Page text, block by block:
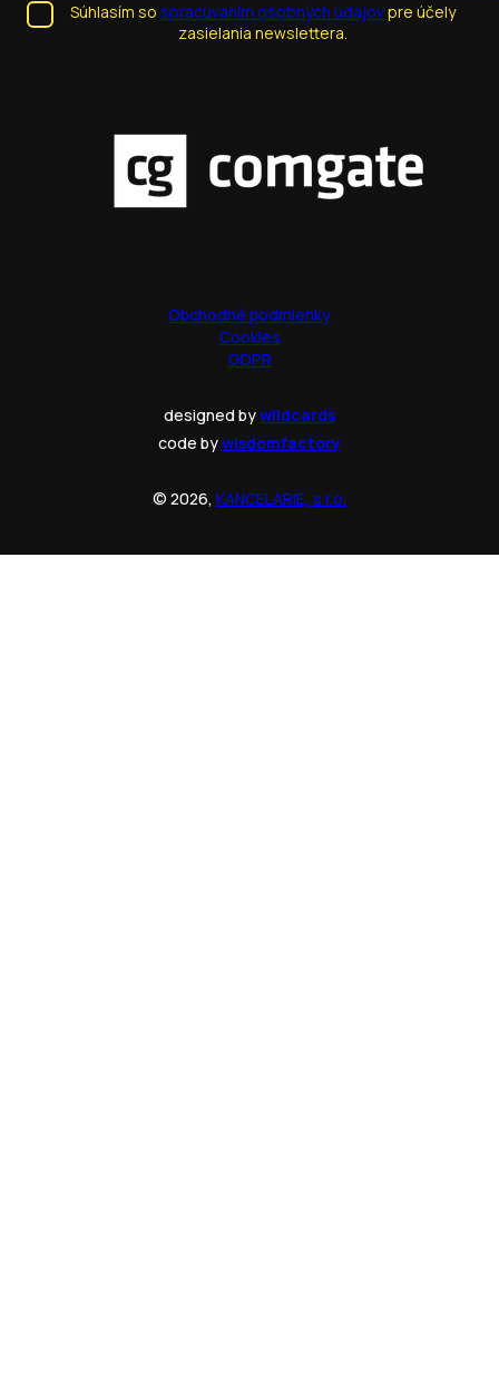
Súhlasím so spracúvaním osobných údajovpre účely
zasielania newslettera.
Obchodné podmienky
Cookies
GDPR
designed bywildcards
code bywisdomfactory
© 2026, KANCELARIE, s.r.o.